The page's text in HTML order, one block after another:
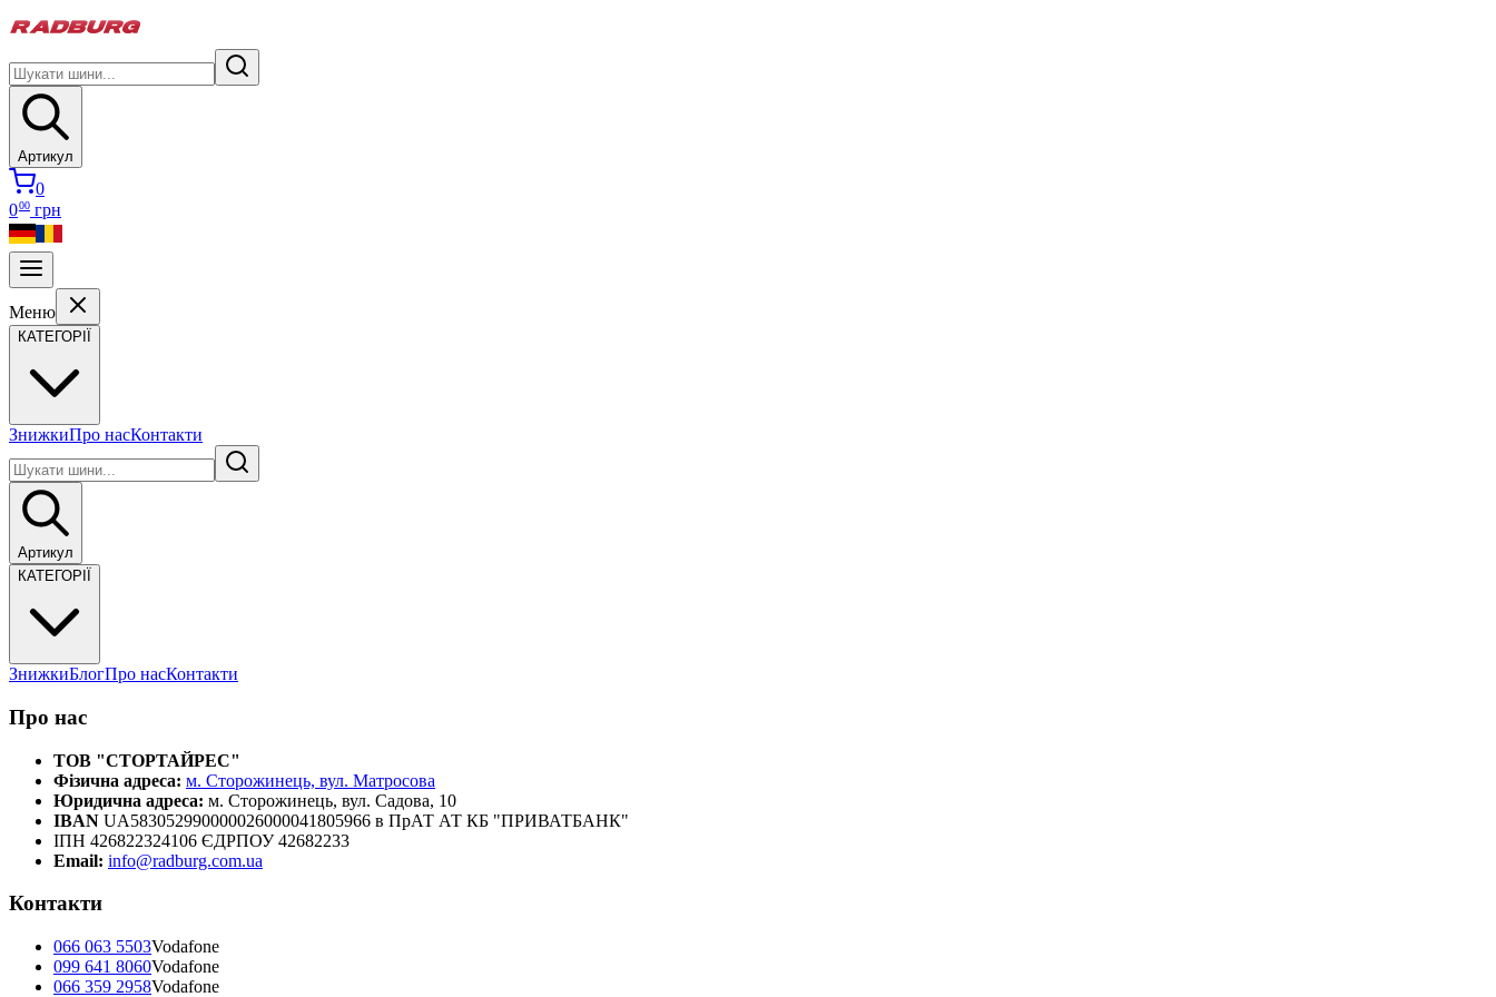
Артикул
0
000 грн
Меню
КАТЕГОРІЇ
ЗнижкиПро насКонтакти
Артикул
КАТЕГОРІЇ
ЗнижкиБлогПро насКонтакти
Про нас
ТОВ "СТОРТАЙРЕС"
Фізична адреса: м. Сторожинець, вул. Матросова
Юридична адреса: м. Сторожинець, вул. Садова, 10
IBAN UA583052990000026000041805966 в ПрАТ АТ КБ "ПРИВАТБАНК"
ІПН 426822324106 ЄДРПОУ 42682233
Email: info@radburg.com.ua
Контакти
066 063 5503Vodafone
099 641 8060Vodafone
066 359 2958Vodafone